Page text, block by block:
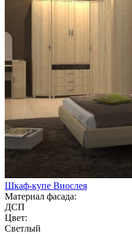
Шкаф-купе Виослея
Материал фасада:
ДСП
Цвет:
Светлый